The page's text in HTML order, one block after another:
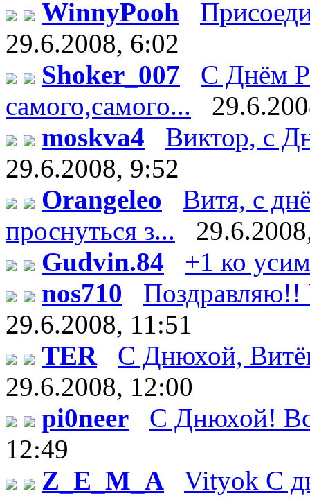
WinnyPooh
29.6.2008, 6:02
Shoker_007
С Днём
самого,самого...
moskva4
Виктор, с
29.6.2008, 9:52
Orangeleo
Витя, с
проснуться з...
Gudvin.84
+1 ко усим
nos710
Поздравляю!!
29.6.2008, 11:51
TER
С Днюхой,
29.6.2008, 12:00
pi0neer
С Днюхой!
12:49
Z_E_M_A
Vityok С